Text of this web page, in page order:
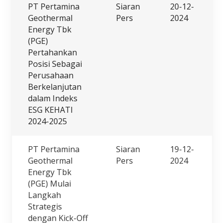
PT Pertamina
Geothermal
Energy Tbk
(PGE)
Pertahankan
Posisi Sebagai
Perusahaan
Berkelanjutan
dalam Indeks
ESG KEHATI
2024-2025
Siaran
Pers
20-12-
2024
PT Pertamina
Geothermal
Energy Tbk
(PGE) Mulai
Langkah
Strategis
dengan Kick-Off
Siaran
Pers
19-12-
2024